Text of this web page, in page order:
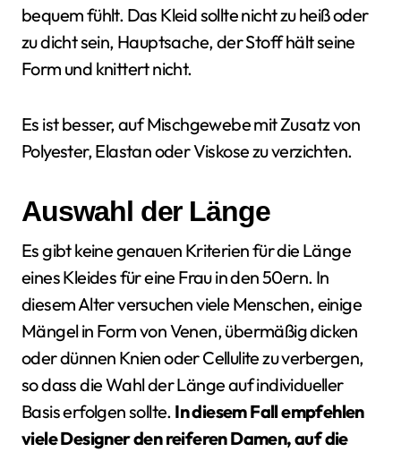
bequem fühlt. Das Kleid sollte nicht zu heiß oder
zu dicht sein, Hauptsache, der Stoff hält seine
Form und knittert nicht.
Es ist besser, auf Mischgewebe mit Zusatz von
Polyester, Elastan oder Viskose zu verzichten.
Auswahl der Länge
Es gibt keine genauen Kriterien für die Länge
eines Kleides für eine Frau in den 50ern. In
diesem Alter versuchen viele Menschen, einige
Mängel in Form von Venen, übermäßig dicken
oder dünnen Knien oder Cellulite zu verbergen,
so dass die Wahl der Länge auf individueller
Basis erfolgen sollte. In diesem Fall empfehlen
viele Designer den reiferen Damen, auf die